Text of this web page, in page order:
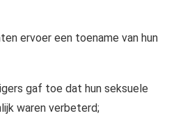
ervoer een toename van hun
gaf toe dat hun seksuele
waren verbeterd;